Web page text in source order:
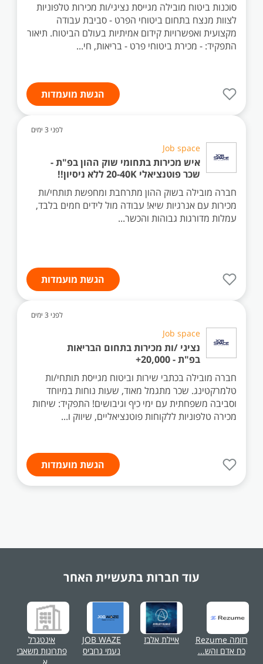
סוכנות ביטוח מובילה מגייסת נציגי/ות מכירות טלפוניות
לצוות מנצח בתחום ביטוחי הפרט - סביבת עבודה
מקצועית ואפשרויות קידום אמיתיות בעולם הביטוח. תיאור
התפקיד: - מכירת ביטוחי פרט - בריאות, חי...
הגשת מועמדות
לפני 3 ימים
Job space
איש מכירות בתחומי שוק ההון בפ"ת -
שכר פוטנציאלי 20-40K ללא ניסיון!!
חברה מובילה בשוק ההון מתרחבת ומחפשת תותחי/ות
מכירות עם אנרגיות שיא! עבודה מול לידים חמים בלבד,
עמלות מדורגות גבוהות והכשר...
הגשת מועמדות
לפני 3 ימים
Job space
נציגי /ות מכירות בתחום הבריאות
בפ"ת - 20,000+
חברה מובילה בכתבי שירות וביטוח מגייסת תותחי/ות
טלמרקטינג. שכר מתגמל מאוד, שעות נוחות במיוחד
וסביבה משפחתית עם ימי כיף וגיבושים! התפקיד: שיחות
מכירה טלפוניות ללקוחות פוטנציאליים, שיווק ו...
הגשת מועמדות
עוד חברות בתעשיית האחר
רזומה Rezume
כח אדם והש...
איילת אלבז
JOB WAZE
נעמי גרוביס
אינטגרל
פתרונות משאבי